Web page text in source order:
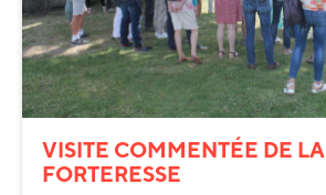
VISITE COMMENTÉE DE LA
FORTERESSE